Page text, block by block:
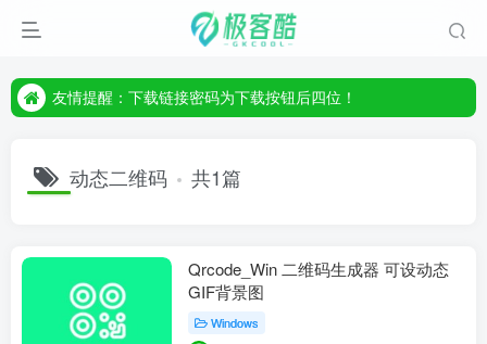
友情提醒：下载链接密码为下载按钮后四位！
友情提醒：下载链接密码为下载按钮后四位！
动态二维码 共1篇
Qrcode_Win 二维码生成器 可设动态
GIF背景图
Windows